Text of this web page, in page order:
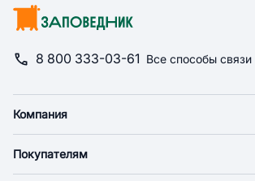
8 800 333-03-61 Все способы связи
Компания
Новости
Покупателям